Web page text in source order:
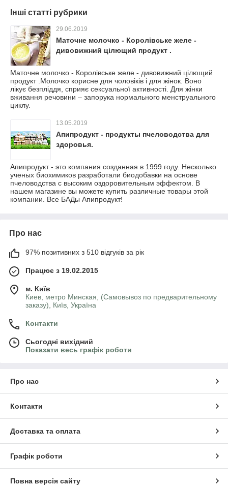
Інші статті рубрики
29.06.2019
Маточне молочко - Королівське желе -
дивовижний цілющий продукт .
Маточне молочко - Королівське желе - дивовижний цілющий
продукт .Молочко корисне для чоловіків і для жінок. Воно
лікує безпліддя, сприяє сексуальної активності. Для жінки
вживання речовини – запорука нормального менструального
циклу.
13.05.2019
Апипродукт - продукты пчеловодства для
здоровья.
Апипродукт - это компания созданная в 1999 году. Несколько
ученых биохимиков разработали биодобавки на основе
пчеловодства с высоким оздоровительным эффектом. В
нашем магазине вы можете купить различные товары этой
компании. Все БАДы Апипродукт!
Про нас
97% позитивних з 510 відгуків за рік
Працює з 19.02.2015
м. Київ
Киев, метро Минская, (Самовывоз по предварительному
заказу), Київ, Україна
Контакти
Сьогодні вихідний
Показати весь графік роботи
Про нас
Контакти
Доставка та оплата
Графік роботи
Повна версія сайту